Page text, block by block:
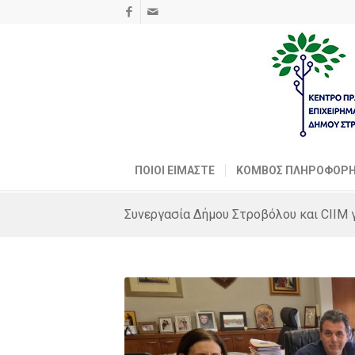
ΠΟΙΟΙ ΕΙΜΑΣΤΕ ΚΟΜΒΟΣ
Συνεργασία Δήμου Στροβόλου και CIIM